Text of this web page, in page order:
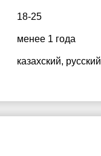
18-25
менее 1 года
казахский, русский